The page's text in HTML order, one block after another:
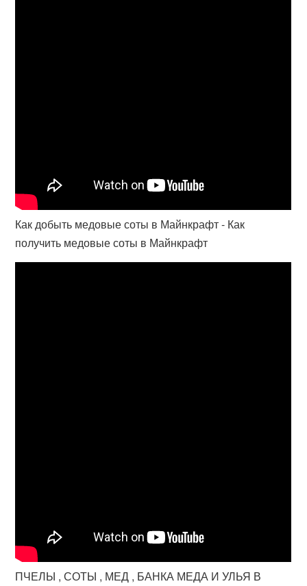
Как добыть медовые соты в Майнкрафт - Как
получить медовые соты в Майнкрафт
ПЧЕЛЫ , СОТЫ , МЕД , БАНКА МЕДА И УЛЬЯ В